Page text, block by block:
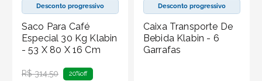
funcionalidade.
Produto vendido por Seller :)
Um Seller Klabin é um parceiro que vende seus
alcance e os recursos da plataforma, que é
Desconto progressivo
Saco Para Café
Especial 30 Kg Klabin
- 53 X 80 X 16 Cm
R$ 314,50 20%off
Desconto progressivo
Caixa Transporte De
Bebida Klabin - 6
Garrafas